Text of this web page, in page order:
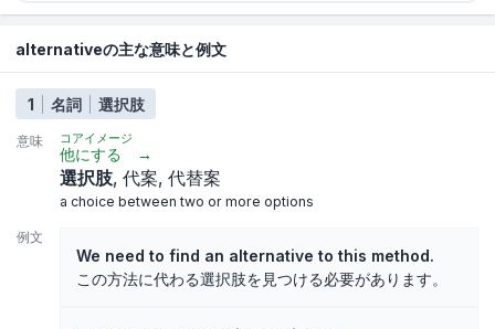
alternativeの主な意味と例文
1 名詞 選択肢
意味 コアイメージ
他にする →
選択肢 代案 代替案
a choice between two or more options
例文
We need to find an alternative to this method.
この方法に代わる選択肢を見つける必要があります。